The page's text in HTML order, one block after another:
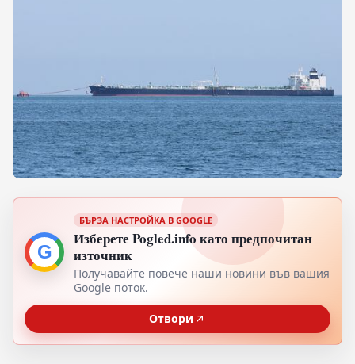
G
БЪРЗА НАСТРОЙКА В GOOGLE
Изберете Pogled.info като предпочитан
източник
Получавайте повече наши новини във вашия
Google поток.
Отвори